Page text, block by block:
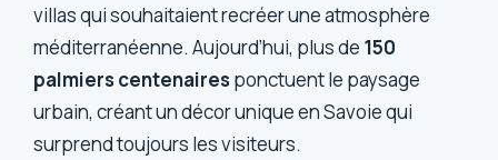
villas qui souhaitaient recréer une atmosphère
méditerranéenne. Aujourd’hui, plus de 150
palmiers centenaires ponctuent le paysage
urbain, créant un décor unique en Savoie qui
surprend toujours les visiteurs.